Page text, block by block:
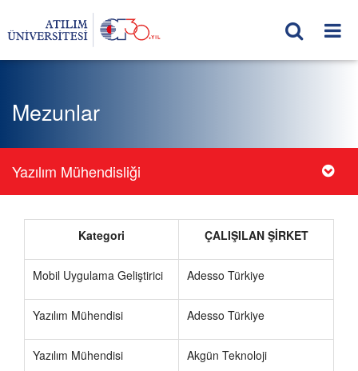
Mezunlar
Yazılım Mühendisliği
Kategori ÇALIŞILAN ŞİRKET
Mobil Uygulama Geliştirici Adesso Türkiye
Yazılım Mühendisi Adesso Türkiye
Yazılım Mühendisi Akgün Teknoloji